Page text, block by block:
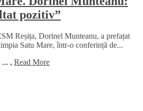
pozitiv”
Reșița, Dorinel Munteanu, a prefațat
Satu Mare, într-o conferință de...
... , Read More